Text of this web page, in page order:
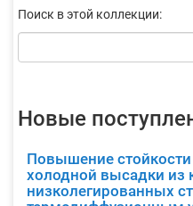
Поиск в этой коллекции:
Новые
Повышение
холодной высадки из
низколегированных